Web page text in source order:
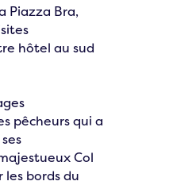
Piazza Bra,
hôtel au sud
pêcheurs qui a
Col
les bords du